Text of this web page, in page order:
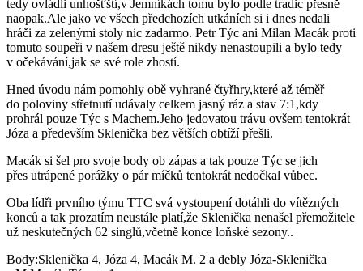
tedy ovládli unhošťští,v Jemníkách tomu bylo podle tradic přesně
naopak.Ale jako ve všech předchozích utkáních si i dnes nedali
hráči za zelenými stoly nic zadarmo. Petr Týc ani Milan Macák proti
tomuto soupeři v našem dresu ještě nikdy nenastoupili a bylo tedy
v očekávání,jak se své role zhostí.
Hned úvodu nám pomohly obě vyhrané čtyřhry,které až téměř
do poloviny střetnutí udávaly celkem jasný ráz a stav 7:1,kdy
prohrál pouze Týc s Machem.Jeho jedovatou trávu ovšem tentokrát
Józa a především Sklenička bez větších obtíží přešli.
Macák si šel pro svoje body ob zápas a tak pouze Týc se jich
přes utrápené porážky o pár míčků tentokrát nedočkal vůbec.
Oba lídři prvního týmu TTC svá vystoupení dotáhli do vítězných
konců a tak prozatím neustále platí,že Sklenička nenašel přemožitele
už neskutečných 62 singlů,včetně konce loňské sezony..
Body:Sklenička 4, Józa 4, Macák M. 2 a debly Józa-Sklenička